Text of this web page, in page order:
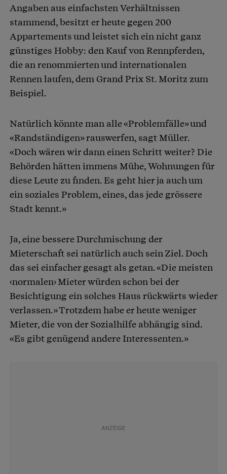
Angaben aus einfachsten Verhältnissen
stammend, besitzt er heute gegen 200
Appartements und leistet sich ein nicht ganz
günstiges Hobby: den Kauf von Rennpferden,
die an renommierten und internationalen
Rennen laufen, dem Grand Prix St. Moritz zum
Beispiel.
Natürlich könnte man alle «Problemfälle» und
«Randständigen» rauswerfen, sagt Müller.
«Doch wären wir dann einen Schritt weiter? Die
Behörden hätten immens Mühe, Wohnungen für
diese Leute zu finden. Es geht hier ja auch um
ein soziales Problem, eines, das jede grössere
Stadt kennt.»
Ja, eine bessere Durchmischung der
Mieterschaft sei natürlich auch sein Ziel. Doch
das sei einfacher gesagt als getan. «Die meisten
‹normalen› Mieter würden schon bei der
Besichtigung ein solches Haus rückwärts wieder
verlassen.» Trotzdem habe er heute weniger
Mieter, die von der Sozialhilfe abhängig sind.
«Es gibt genügend andere Interessenten.»